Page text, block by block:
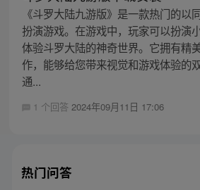
《斗罗大陆九游版》是一款热门的以
扮演游戏。在游戏中，玩家可以扮演
体验斗罗大陆的神奇世界。它拥有精
作，能够给您带来视觉和游戏体验的
通...
1 个回答 2024年09月11日 17:06
热门问答